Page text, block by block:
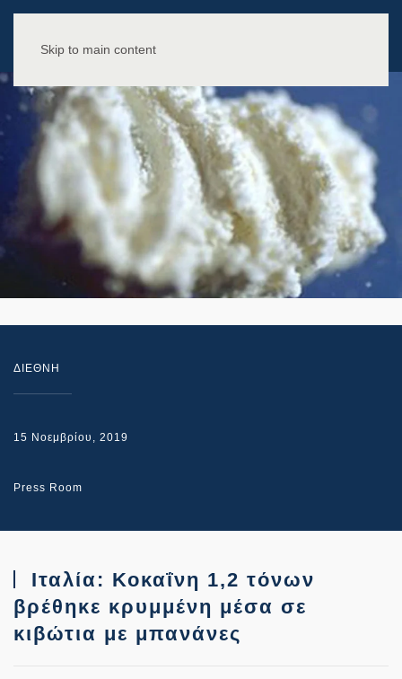
Skip to main content
ΔΙΕΘΝΗ
15 Νοεμβρίου, 2019
Press Room
Ιταλία: Κοκαΐνη 1,2 τόνων
βρέθηκε κρυμμένη μέσα σε
κιβώτια με μπανάνες